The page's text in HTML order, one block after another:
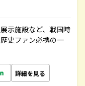
示施設など、戦国時
史ファン必携の一
詳細を見る